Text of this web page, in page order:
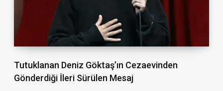
Tutuklanan Deniz Göktaş’ın Cezaevinden
Gönderdiği İleri Sürülen Mesaj